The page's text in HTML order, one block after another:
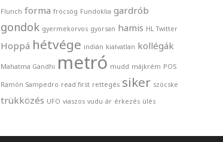
Flunch forma fröcsög Fundoklia gardrób
gondok gyermekorvos gyorsan hamis HL Twitter
Hoppá hétvége indián kialvatlan kollégák
Mahatma Gandhi metró mudd májkrém POS
Ramón Sampedro read first rettegés siker szöcske
trükközés UFO viaszos vudu ár érkezés ülés